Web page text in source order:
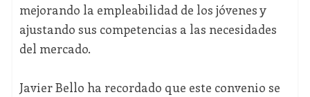
mejorando la empleabilidad de los jóvenes y
ajustando sus competencias a las necesidades
del mercado.
Javier Bello ha recordado que este convenio se